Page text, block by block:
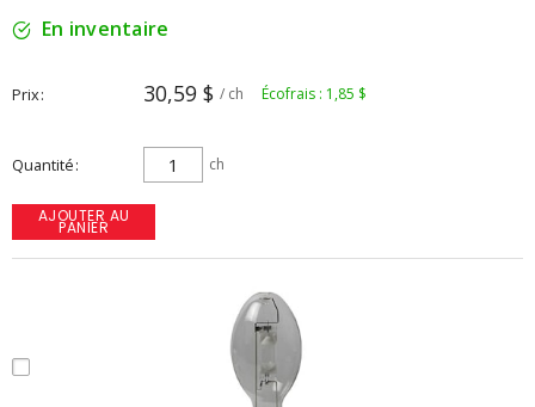
En inventaire
Prix 30,59 $ / ch Écofrais : 1,85 $
Quantité ch
AJOUTER AU
PANIER